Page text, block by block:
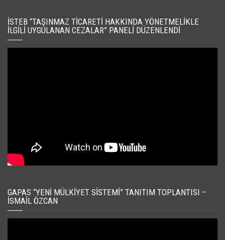
İSTEB “TAŞINMAZ TICARETI HAKKINDA YÖNETMELIKLE
İLGILI UYGULANAN CEZALAR” PANELI DÜZENLENDI
GAPAS “YENI MÜLKIYET SISTEMI” TANITIM TOPLANTISI –
İSMAIL ÖZCAN